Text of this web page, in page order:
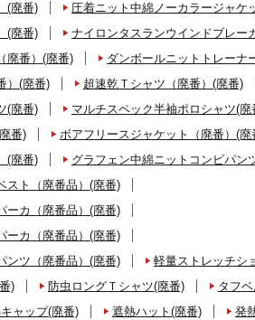
(廃番)
圧着ニット中綿ノーカラージャケ
(廃番)
ナイロンタスランウインドブレー
廃番）(廃番)
ダンボールニットトレーナ
）(廃番)
超速乾Ｔシャツ（廃番）(廃番)
(廃番)
マルチスペック半袖ポロシャツ(廃
番)
ボアフリースジャケット（廃番）(廃
(廃番)
グラフェン中綿ニットコンビパン
スト（廃番品）(廃番)
ーカ（廃番品）(廃番)
ーカ（廃番品）(廃番)
ンツ（廃番品）(廃番)
軽量ストレッチシ
)
防虫ロングＴシャツ(廃番)
タフ
ャップ(廃番) 遮熱ハット(廃番)
発